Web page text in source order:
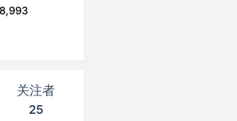
关注者
25